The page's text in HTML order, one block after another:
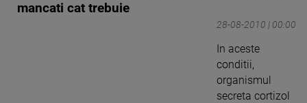
mancati cat trebuie
28-08-2010 | 00:00
In aceste
conditii,
organismul
secreta cortizol